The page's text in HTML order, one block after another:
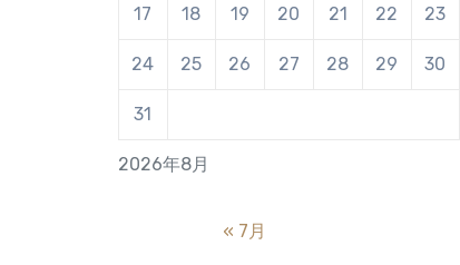
2026年8月
17 18 19 20 21 22 23
24 25 26 27 28 29 30
31
« 7月